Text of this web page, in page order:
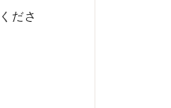
ださ